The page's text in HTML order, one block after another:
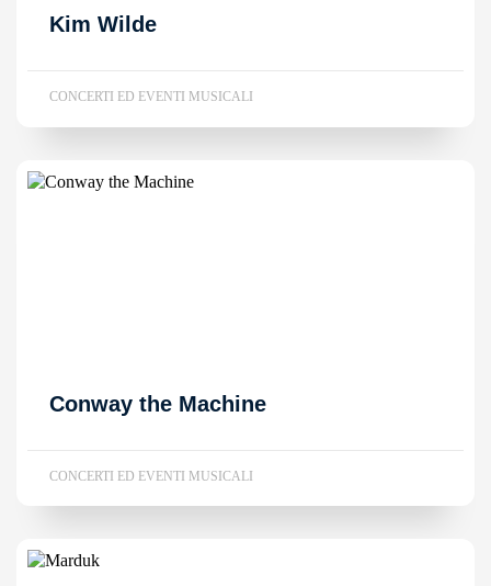
Kim Wilde
CONCERTI ED EVENTI MUSICALI
Conway the Machine
CONCERTI ED EVENTI MUSICALI